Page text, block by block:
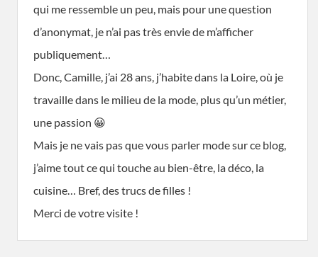
qui me ressemble un peu, mais pour une question
d’anonymat, je n’ai pas très envie de m’afficher
publiquement…
Donc, Camille, j’ai 28 ans, j’habite dans la Loire, où je
travaille dans le milieu de la mode, plus qu’un métier,
une passion 😀
Mais je ne vais pas que vous parler mode sur ce blog,
j’aime tout ce qui touche au bien-être, la déco, la
cuisine… Bref, des trucs de filles !
Merci de votre visite !